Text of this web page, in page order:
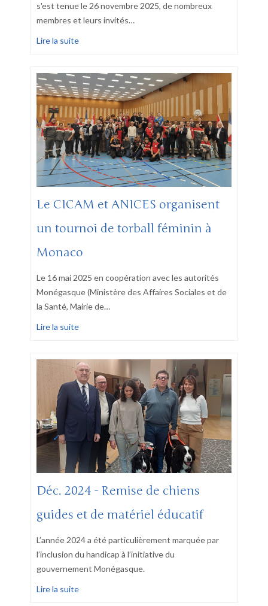
s'est tenue le 26 novembre 2025, de nombreux
membres et leurs invités…
Lire la suite
Le CICAM et ANICES organisent
un tournoi de torball féminin à
Monaco
Le 16 mai 2025 en coopération avec les autorités
Monégasque (Ministère des Affaires Sociales et de
la Santé, Mairie de…
Lire la suite
Déc. 2024 - Remise de chiens
guides et de matériel éducatif
L’année 2024 a été particulièrement marquée par
l’inclusion du handicap à l’initiative du
gouvernement Monégasque.
Lire la suite